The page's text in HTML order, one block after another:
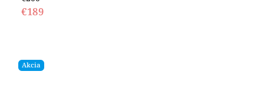
€189
Akcia